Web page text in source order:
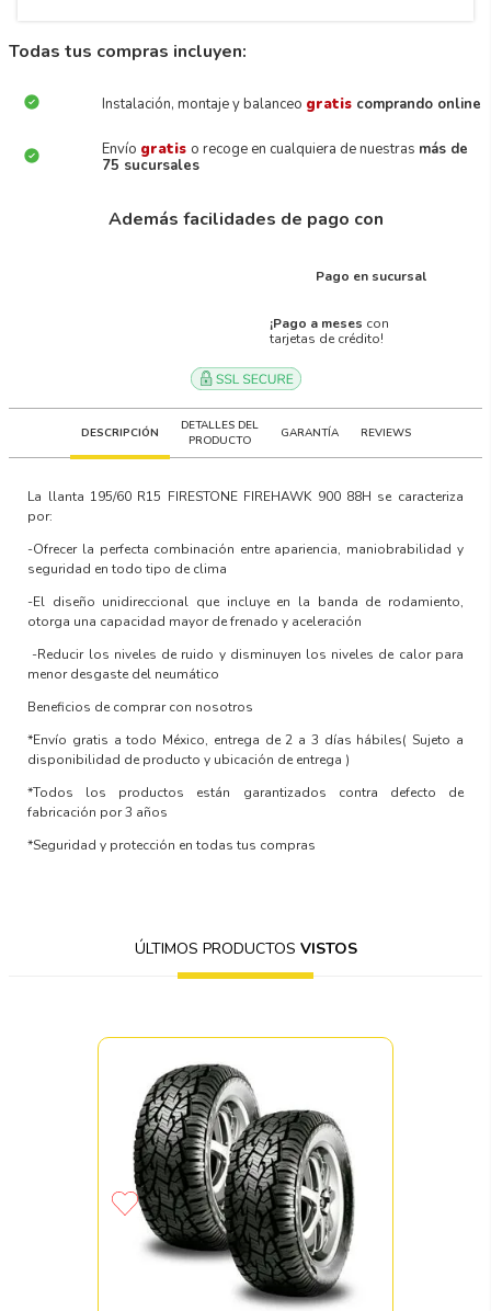
Todas tus compras incluyen:
Instalación, montaje y balanceo gratis comprando online
Envío gratis o recoge en cualquiera de nuestras más de
75 sucursales
Además facilidades de pago con
Pago en sucursal
¡Pago a meses con
tarjetas de crédito!
DESCRIPCIÓN
DETALLES DEL
PRODUCTO
GARANTÍA REVIEWS
La llanta 195/60 R15 FIRESTONE FIREHAWK 900 88H se caracteriza
por:
-Ofrecer la perfecta combinación entre apariencia, maniobrabilidad y
seguridad en todo tipo de clima
-El diseño unidireccional que incluye en la banda de rodamiento,
otorga una capacidad mayor de frenado y aceleración
-Reducir los niveles de ruido y disminuyen los niveles de calor para
menor desgaste del neumático
Beneficios de comprar con nosotros
*Envío gratis a todo México, entrega de 2 a 3 días hábiles( Sujeto a
disponibilidad de producto y ubicación de entrega )
*Todos los productos están garantizados contra defecto de
fabricación por 3 años
*Seguridad y protección en todas tus compras
ÚLTIMOS PRODUCTOS VISTOS